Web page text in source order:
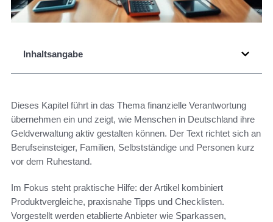
Inhaltsangabe
Dieses Kapitel führt in das Thema finanzielle Verantwortung
übernehmen ein und zeigt, wie Menschen in Deutschland ihre
Geldverwaltung aktiv gestalten können. Der Text richtet sich an
Berufseinsteiger, Familien, Selbstständige und Personen kurz
vor dem Ruhestand.
Im Fokus steht praktische Hilfe: der Artikel kombiniert
Produktvergleiche, praxisnahe Tipps und Checklisten.
Vorgestellt werden etablierte Anbieter wie Sparkassen,